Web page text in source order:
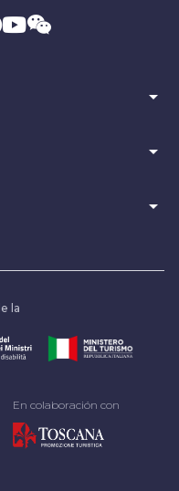
arrow_drop_down
arrow_drop_down
arrow_drop_down
la
En colaboración con